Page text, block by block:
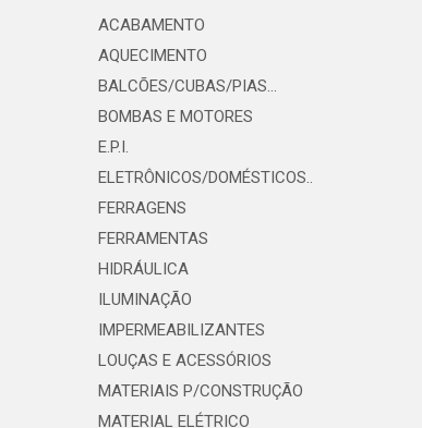
ACABAMENTO
AQUECIMENTO
BALCÕES/CUBAS/PIAS...
BOMBAS E MOTORES
E.P.I.
ELETRÔNICOS/DOMÉSTICOS..
FERRAGENS
FERRAMENTAS
HIDRÁULICA
ILUMINAÇÃO
IMPERMEABILIZANTES
LOUÇAS E ACESSÓRIOS
MATERIAIS P/CONSTRUÇÃO
MATERIAL ELÉTRICO